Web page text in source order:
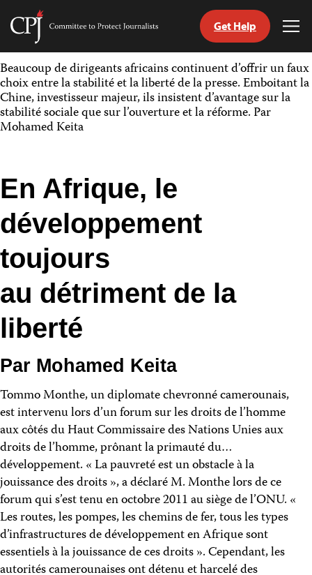
Skip
to
content
Committee
Protect
Journalists
Get Help
Beaucoup de dirigeants africains continuent d’offrir un faux
choix entre la stabilité et la liberté de la presse. Emboitant la
Chine, investisseur majeur, ils insistent d’avantage sur la
stabilité sociale que sur l’ouverture et la réforme. Par
Mohamed Keita
En Afrique, le
développement
toujours
au détriment de la
liberté
Par Mohamed Keita
Tommo Monthe, un diplomate chevronné camerounais,
est intervenu lors d’un forum sur les droits de l’homme
aux côtés du Haut Commissaire des Nations Unies aux
droits de l’homme, prônant la primauté du…
développement. « La pauvreté est un obstacle à la
jouissance des droits », a déclaré M. Monthe lors de ce
forum qui s’est tenu en octobre 2011 au siège de l’ONU. «
Les routes, les pompes, les chemins de fer, tous les types
d’infrastructures de développement en Afrique sont
essentiels à la jouissance de ces droits ». Cependant, les
autorités camerounaises ont détenu et harcelé des